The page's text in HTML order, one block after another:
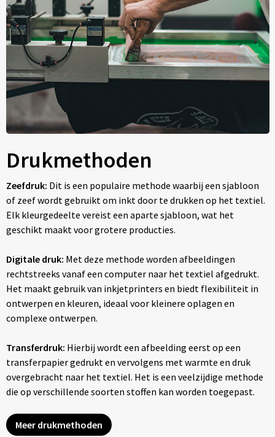
Drukmethoden
Zeefdruk: Dit is een populaire methode waarbij een sjabloon
of zeef wordt gebruikt om inkt door te drukken op het textiel.
Elk kleurgedeelte vereist een aparte sjabloon, wat het
geschikt maakt voor grotere producties.
Digitale druk: Met deze methode worden afbeeldingen
rechtstreeks vanaf een computer naar het textiel afgedrukt.
Het maakt gebruik van inkjetprinters en biedt flexibiliteit in
ontwerpen en kleuren, ideaal voor kleinere oplagen en
complexe ontwerpen.
Transferdruk: Hierbij wordt een afbeelding eerst op een
transferpapier gedrukt en vervolgens met warmte en druk
overgebracht naar het textiel. Het is een veelzijdige methode
die op verschillende soorten stoffen kan worden toegepast.
Meer drukmethoden